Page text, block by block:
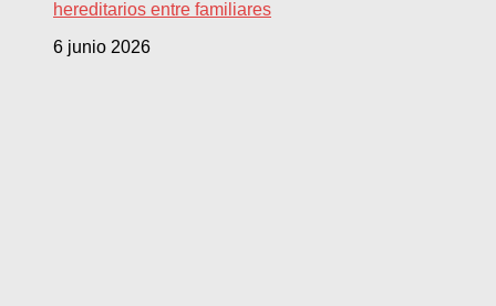
hereditarios entre familiares
6 junio 2026